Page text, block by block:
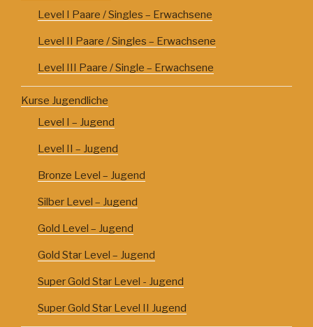
Level I Paare / Singles – Erwachsene
Level II Paare / Singles – Erwachsene
Level III Paare / Single – Erwachsene
Kurse Jugendliche
Level I – Jugend
Level II – Jugend
Bronze Level – Jugend
Silber Level – Jugend
Gold Level – Jugend
Gold Star Level – Jugend
Super Gold Star Level - Jugend
Super Gold Star Level II Jugend